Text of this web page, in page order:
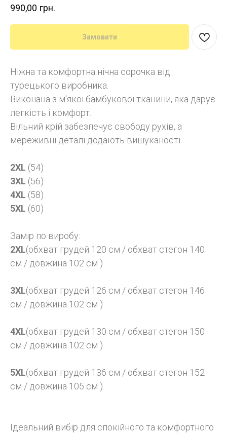
990,00 грн.
Замовити
Ніжна та комфортна нічна сорочка від
турецького виробника.
Виконана з м'якої бамбукової тканини, яка дарує
легкість і комфорт.
Вільний крій забезпечує свободу рухів, а
мереживні деталі додають вишуканості.
2XL (54)
3XL (56)
4XL (58)
5XL (60)
Замір по виробу:
2XL(обхват грудей 120 см / обхват стегон 140
см / довжина 102 см )
3XL(обхват грудей 126 см / обхват стегон 146
см / довжина 102 см )
4XL(обхват грудей 130 см / обхват стегон 150
см / довжина 102 см )
5XL(обхват грудей 136 см / обхват стегон 152
см / довжина 105 см )
Ідеальний вибір для спокійного та комфортного